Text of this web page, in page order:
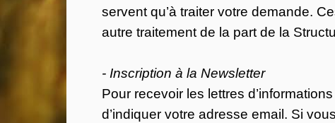
servent qu’à traiter votre demande.
autre traitement de la part de la
- Inscription à la Newsletter
Pour recevoir les lettres
d’indiquer votre adresse email. Si